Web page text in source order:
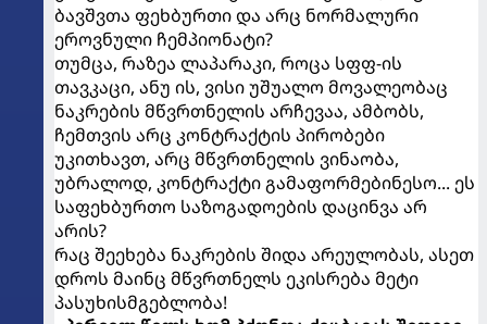
ბავშვთა ფეხბურთი და არც ნორმალური
ეროვნული ჩემპიონატი?
თუმცა, რაზეა ლაპარაკი, როცა სფფ-ის
თავკაცი, ანუ ის, ვისი უშუალო მოვალეობაც
ნაკრების მწვრთნელის არჩევაა, ამბობს,
ჩემთვის არც კონტრაქტის პირობები
უკითხავთ, არც მწვრთნელის ვინაობა,
უბრალოდ, კონტრაქტი გამაფორმებინესო... ეს
საფეხბურთო საზოგადოების დაცინვა არ
არის?
რაც შეეხება ნაკრების შიდა არეულობას, ასეთ
დროს მაინც მწვრთნელს ეკისრება მეტი
პასუხისმგებლობა!